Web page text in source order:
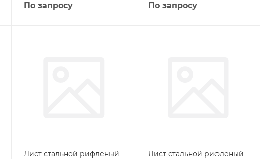
По запросу По запросу
Лист стальной рифленый
Лист стальной рифленый